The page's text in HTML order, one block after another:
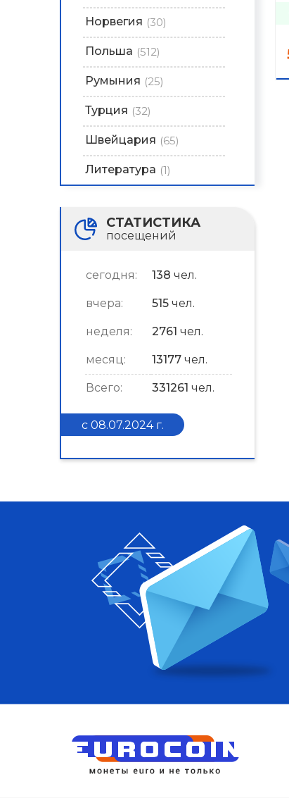
Норвегия (30)
Польша (512)
Румыния (25)
Турция (32)
Швейцария (65)
Литература (1)
СТАТИСТИКА
посещений
сегодня: 138 чел.
вчера: 515 чел.
неделя: 2761 чел.
месяц: 13177 чел.
Всего: 331261 чел.
с 08.07.2024 г.